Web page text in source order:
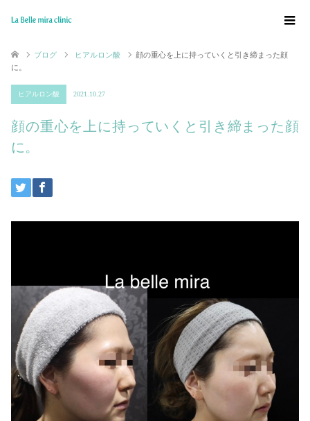
ブログ ヒアルロン酸
顔の重心を上に持っていくと引き締まった顔
に。
ヒアルロン酸 2021.10.27
顔の重心を上に持っていくと引き締まった顔
に。